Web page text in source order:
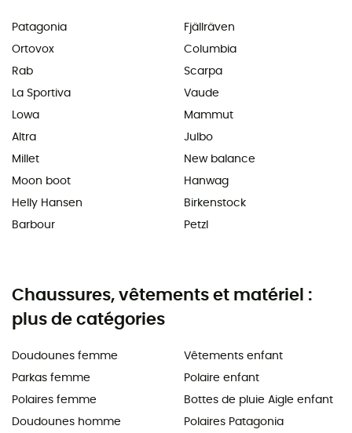
Patagonia
Ortovox
Rab
La Sportiva
Lowa
Altra
Millet
Moon boot
Helly Hansen
Barbour
Fjällräven
Columbia
Scarpa
Vaude
Mammut
Julbo
New balance
Hanwag
Birkenstock
Petzl
Chaussures, vêtements et matériel :
plus de catégories
Doudounes femme
Parkas femme
Polaires femme
Doudounes homme
Vêtements enfant
Polaire enfant
Bottes de pluie Aigle enfant
Polaires Patagonia